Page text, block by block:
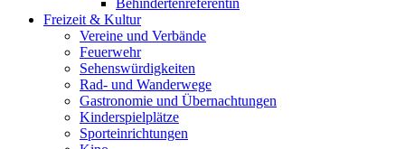
Behindertenreferentin
Freizeit & Kultur
Vereine und Verbände
Feuerwehr
Sehenswürdigkeiten
Rad- und Wanderwege
Gastronomie und Übernachtungen
Kinderspielplätze
Sporteinrichtungen